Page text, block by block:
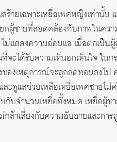
ายเฉพาะเหยื่อเพศหญิงเท่านั้น
กผู้ชายที่สอดคล้องกับภาพในคว
แสดงความอ่อนแอ เมื่อตกเป็น
ะได้รับความเห็นอกเห็นใจ ใน
องเหตุการณ์จะถูกลดทอนลงไป
ะดูแลช่วยเหลือเหยื่อเพศชาย
กับจำนวนเหยื่อทั้งหมด เหยื่อผู้ช
กล้าเสี่ยงกับความอับอายและกา